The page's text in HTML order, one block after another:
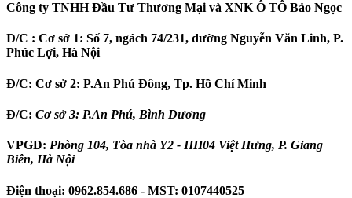
Công ty TNHH Đầu Tư Thương Mại và XNK Ô TÔ Bảo Ngọc
Đ/C : Cơ sở 1: Số 7, ngách 74/231, đường Nguyễn Văn Linh, P.
Phúc Lợi, Hà Nội
Đ/C: Cơ sở 2: P.An Phú Đông, Tp. Hồ Chí Minh
Đ/C: Cơ sở 3: P.An Phú, Bình Dương
VPGD: Phòng 104, Tòa nhà Y2 - HH04 Việt Hưng, P. Giang
Biên, Hà Nội
Điện thoại: 0962.854.686 - MST: 0107440525